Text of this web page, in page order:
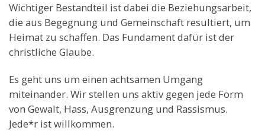
Wichtiger Bestandteil ist dabei die Beziehungsarbeit,
die aus Begegnung und Gemeinschaft resultiert, um
Heimat zu schaffen. Das Fundament dafür ist der
christliche Glaube.
Es geht uns um einen achtsamen Umgang
miteinander. Wir stellen uns aktiv gegen jede Form
von Gewalt, Hass, Ausgrenzung und Rassismus.
Jede*r ist willkommen.